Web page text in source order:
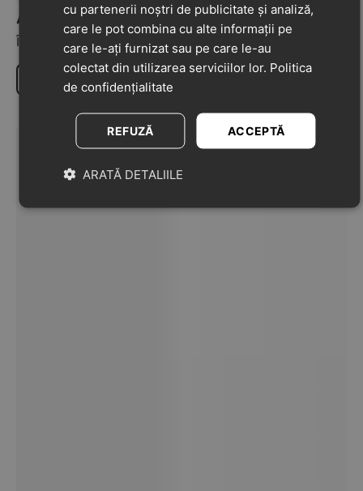
Adaugă o recenzie la acest produs
Împărtășiți-vă opiniile despre acest produs cu alți clienți
Scrie o recenzie
cu partenerii noștri de publicitate și analiză,
care le pot combina cu alte informații pe
care le-ați furnizat sau pe care le-au
colectat din utilizarea serviciilor lor. Politica
de confidențialitate
ACCEPTĂ
REFUZĂ
ARATĂ DETALIILE